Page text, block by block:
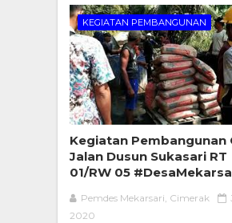
KEGIATAN PEMBANGUNAN
Kegiatan Pembangunan
Jalan Dusun Sukasari RT
01/RW 05
Pemdes Mekarsari, Cimerak
2020